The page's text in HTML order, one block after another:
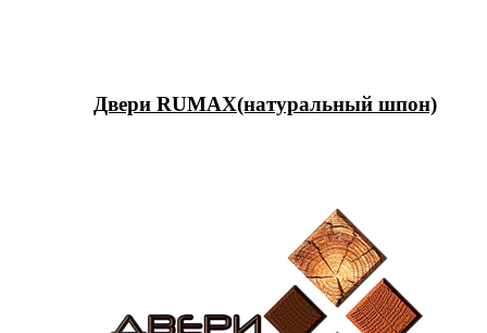
Двери RUMAX(натуральный шпон)